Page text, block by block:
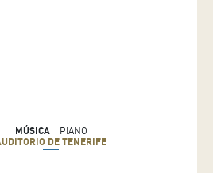
MÚSICA
PIANO
DE TENERIFE